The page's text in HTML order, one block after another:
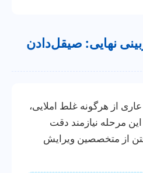
نهایی: صیقل‌دادن
از هرگونه غلط املایی،
مرحله نیازمند دقت
از متخصصین ویرایش